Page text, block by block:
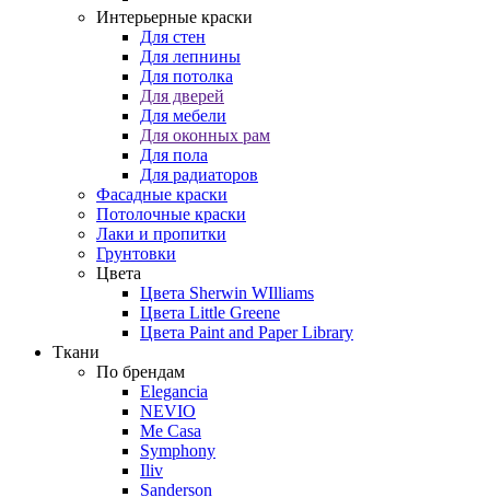
Интерьерные краски
Для стен
Для лепнины
Для потолка
Для дверей
Для мебели
Для оконных рам
Для пола
Для радиаторов
Фасадные краски
Потолочные краски
Лаки и пропитки
Грунтовки
Цвета
Цвета Sherwin WIlliams
Цвета Little Greene
Цвета Paint and Paper Library
Ткани
По брендам
Elegancia
NEVIO
Me Casa
Symphony
Iliv
Sanderson